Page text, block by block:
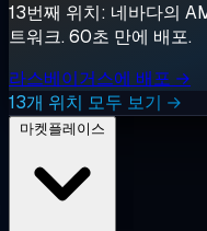
13번째 위치: 네바다의
트워크. 60초 만에 배포.
라스베이거스에 배포 →
13개 위치 모두 보기 →